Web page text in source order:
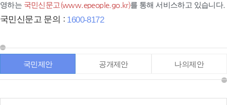
영하는 국민신문고(www.epeople.go.kr)를 통해 서비스하고 있습니다.
국민신문고 문의 : 1600-8172
국민제안 공개제안 나의제안